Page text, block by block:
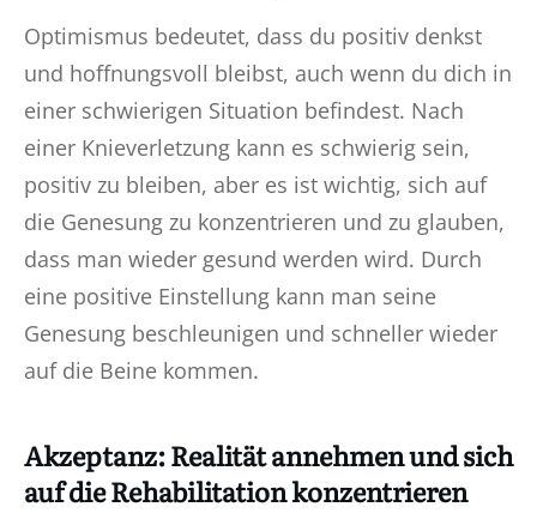
Optimismus bedeutet, dass du positiv denkst
und hoffnungsvoll bleibst, auch wenn du dich in
einer schwierigen Situation befindest. Nach
einer Knieverletzung kann es schwierig sein,
positiv zu bleiben, aber es ist wichtig, sich auf
die Genesung zu konzentrieren und zu glauben,
dass man wieder gesund werden wird. Durch
eine positive Einstellung kann man seine
Genesung beschleunigen und schneller wieder
auf die Beine kommen.
Akzeptanz: Realität annehmen und sich
auf die Rehabilitation konzentrieren